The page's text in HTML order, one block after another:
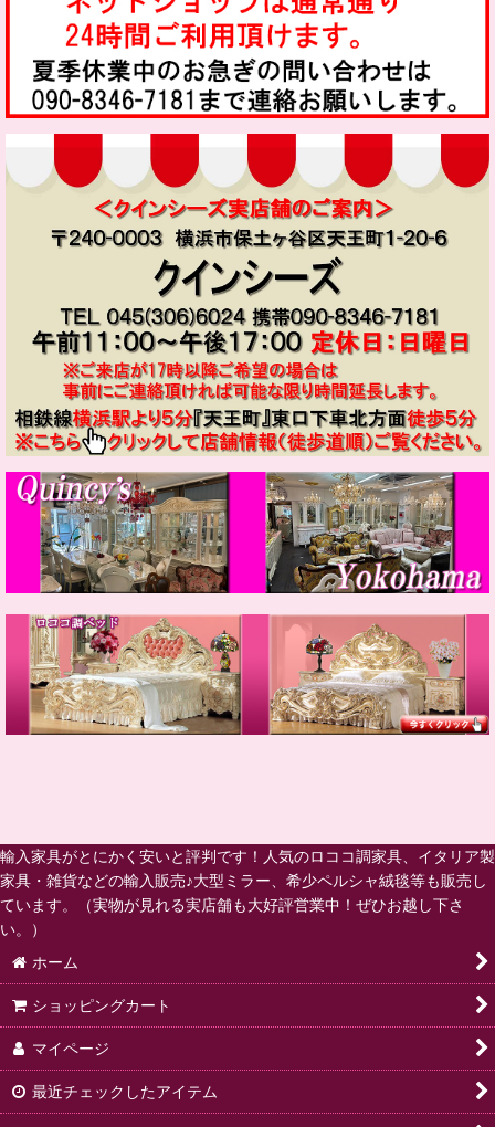
輸入家具がとにかく安いと評判です！人気のロココ調家具、イタリア製
家具・雑貨などの輸入販売♪大型ミラー、希少ペルシャ絨毯等も販売し
ています。（実物が見れる実店舗も大好評営業中！ぜひお越し下さ
い。）
ホーム
ショッピングカート
マイページ
最近チェックしたアイテム